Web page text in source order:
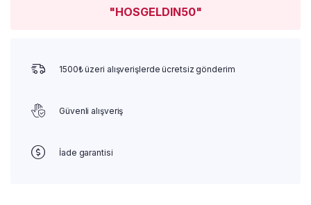
"HOSGELDIN50"
1500₺ üzeri alışverişlerde ücretsiz gönderim
Güvenli alışveriş
İade garantisi